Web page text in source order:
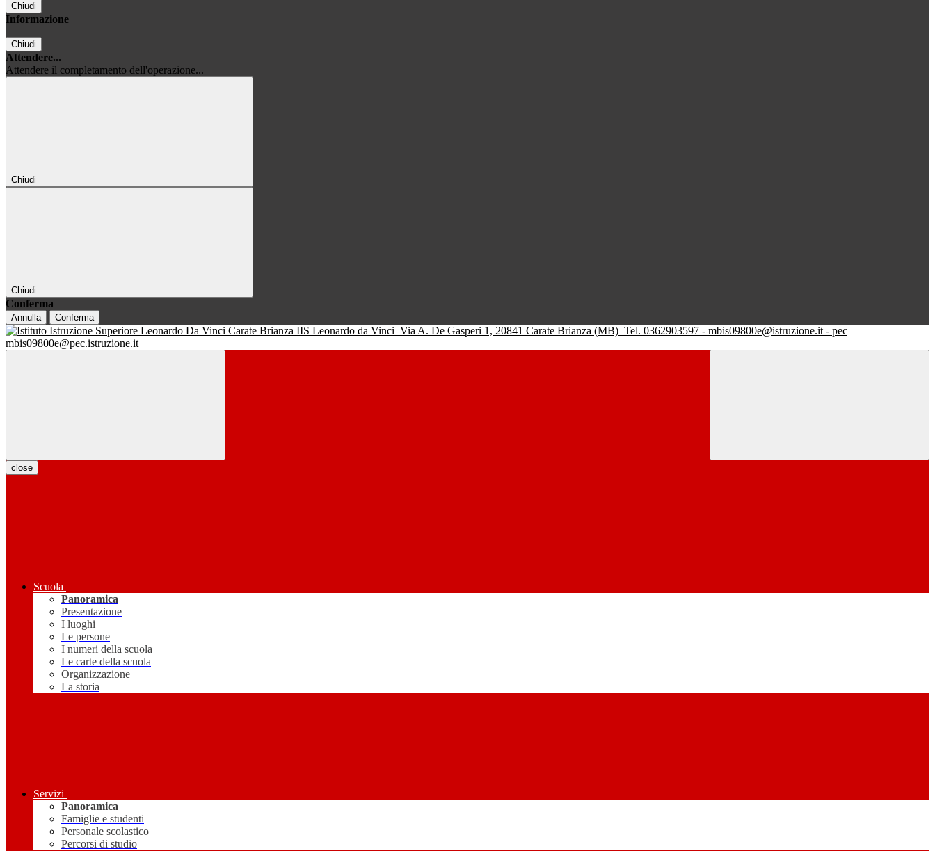
Chiudi
Informazione
Chiudi
Attendere...
Attendere il completamento dell'operazione...
Chiudi
Chiudi
Conferma
Annulla Conferma
IIS Leonardo da Vinci Via A. De Gasperi 1, 20841 Carate Brianza (MB) Tel. 0362903597 - mbis09800e@istruzione.it - pec
mbis09800e@pec.istruzione.it
close
Scuola
Panoramica
Presentazione
I luoghi
Le persone
I numeri della scuola
Le carte della scuola
Organizzazione
La storia
Servizi
Panoramica
Famiglie e studenti
Personale scolastico
Percorsi di studio